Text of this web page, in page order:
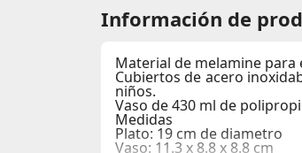
Información de
Material de melamine para
Cubiertos de acero
niños.
Vaso de 430 ml de
Medidas
Plato: 19 cm de diametro
Vaso: 11.3 x 8.8 x 8.8 cm